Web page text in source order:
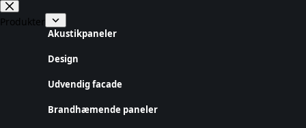
Fortsæt
til
indhold
Produkter
Akustikpaneler
Design
Udvendig facade
Brandhæmende paneler